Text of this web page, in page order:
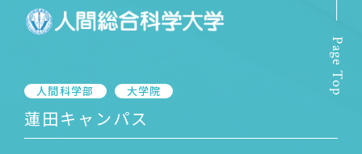
人間科学部 大学院
蓮田キャンパス
Page Top